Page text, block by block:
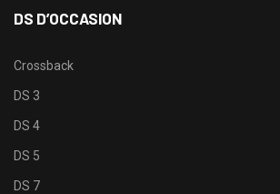
DS D’OCCASION
Crossback
DS 3
DS 4
DS 5
DS 7